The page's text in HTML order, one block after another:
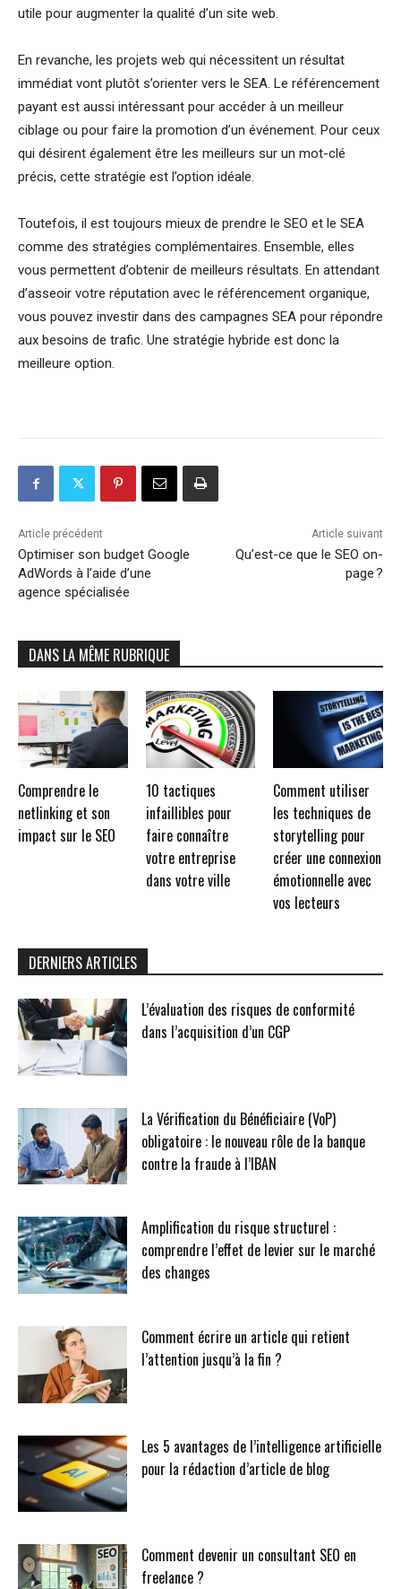
utile pour augmenter la qualité d’un site web.
En revanche, les projets web qui nécessitent un résultat
immédiat vont plutôt s’orienter vers le SEA. Le référencement
payant est aussi intéressant pour accéder à un meilleur
ciblage ou pour faire la promotion d’un événement. Pour ceux
qui désirent également être les meilleurs sur un mot-clé
précis, cette stratégie est l’option idéale.
Toutefois, il est toujours mieux de prendre le SEO et le SEA
comme des stratégies complémentaires. Ensemble, elles
vous permettent d’obtenir de meilleurs résultats. En attendant
d’asseoir votre réputation avec le référencement organique,
vous pouvez investir dans des campagnes SEA pour répondre
aux besoins de trafic. Une stratégie hybride est donc la
meilleure option.
Article précédent
Optimiser son budget Google
AdWords à l’aide d’une
agence spécialisée
Article suivant
Qu’est-ce que le SEO on-
page ?
DANS LA MÊME RUBRIQUE
Comprendre le
netlinking et son
impact sur le SEO
10 tactiques
infaillibles pour
faire connaître
votre entreprise
dans votre ville
Comment utiliser
les techniques de
storytelling pour
créer une connexion
émotionnelle avec
vos lecteurs
DERNIERS ARTICLES
L’évaluation des risques de conformité
dans l’acquisition d’un CGP
La Vérification du Bénéficiaire (VoP)
obligatoire : le nouveau rôle de la banque
contre la fraude à l’IBAN
Amplification du risque structurel :
comprendre l’effet de levier sur le marché
des changes
Comment écrire un article qui retient
l’attention jusqu’à la fin ?
Les 5 avantages de l’intelligence artificielle
pour la rédaction d’article de blog
Comment devenir un consultant SEO en
freelance ?